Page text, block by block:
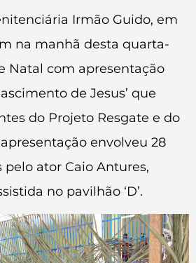
Irmão Guido, em
na manhã desta quarta-
Natal com apresentação
de Jesus’ que
do Projeto Resgate e do
envolveu 28
ator Caio Antures,
no pavilhão ‘D’.